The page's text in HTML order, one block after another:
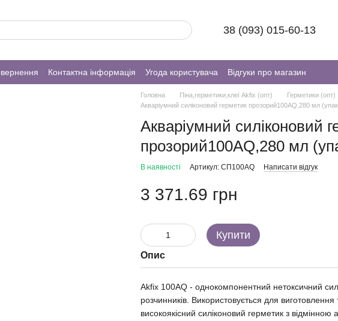
38 (093) 015-60-13
Контактна інформація Угода користувача Відгуки про магазин
Головна Піна,герметики,клеї Akfix (опт) Герметики (опт)
Акваріумний силіконовий герметик прозорий100AQ,280 мл
Акваріумний силіконовий
прозорий100AQ,280 мл
В наявності Артикул: СП100AQ Написати відгук
3 371.69 грн
Купити
Опис
Akfix 100AQ - однокомпонентний нетоксичний
розчинників. Використовується для виготовлення
високоякісний силіконовий герметик з